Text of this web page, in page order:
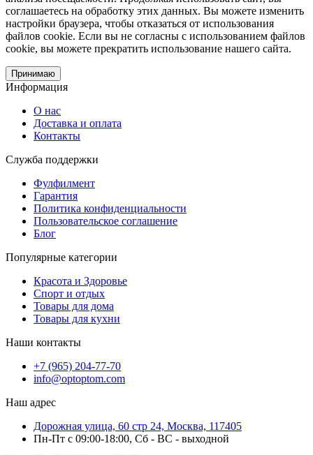
соглашаетесь на обработку этих данных. Вы можете изменить
настройки браузера, чтобы отказаться от использования
файлов cookie. Если вы не согласны с использованием файлов
cookie, вы можете прекратить использование нашего сайта.
Принимаю
Информация
О нас
Доставка и оплата
Контакты
Служба поддержки
Фулфилмент
Гарантия
Политика конфиденциальности
Пользовательское соглашение
Блог
Популярные категории
Красота и Здоровье
Спорт и отдых
Товары для дома
Товары для кухни
Наши контакты
+7 (965) 204-77-70
info@optoptom.com
Наш адрес
Дорожная улица, 60 стр 24, Москва, 117405
Пн-Пт с 09:00-18:00, Сб - ВС - выходной